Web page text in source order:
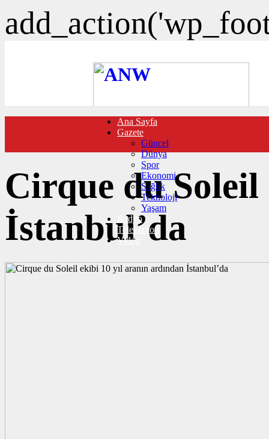
FOTO GALERİ
VIDEO GALERİ
TRAFİK DURUMU
NÖBETÇİ ECZANELER
CANLI SONUÇLAR
HABER GÖNDER
BURÇLAR
İLETİŞİM
Ana Sayfa
Gazete
Güncel
Dünya
Spor
Ekonomi
Sağlık
Teknoloji
Yaşam
Radyo
Televizyon
Video
Cirque du Soleil
İstanbul’da